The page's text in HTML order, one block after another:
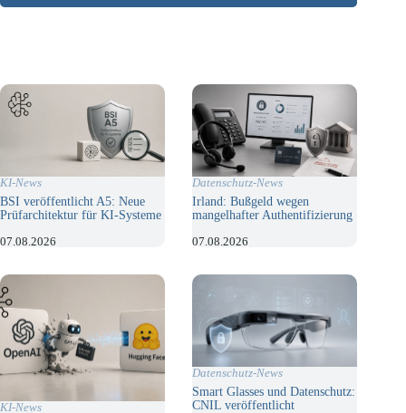
KI-News
BSI veröffentlicht A5: Neue
Prüfarchitektur für KI-Systeme
07.08.2026
Datenschutz-News
Irland: Bußgeld wegen
mangelhafter Authentifizierung
07.08.2026
KI-News
Datenschutz-News
Smart Glasses und Datenschutz:
CNIL veröffentlicht